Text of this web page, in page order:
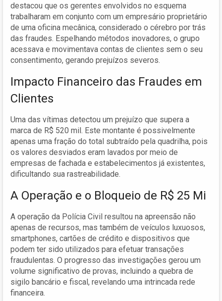
destacou que os gerentes envolvidos no esquema
trabalharam em conjunto com um empresário proprietário
de uma oficina mecânica, considerado o cérebro por trás
das fraudes. Espelhando métodos inovadores, o grupo
acessava e movimentava contas de clientes sem o seu
consentimento, gerando prejuízos severos.
Impacto Financeiro das Fraudes em
Clientes
Uma das vítimas detectou um prejuízo que supera a
marca de R$ 520 mil. Este montante é possivelmente
apenas uma fração do total subtraído pela quadrilha, pois
os valores desviados eram lavados por meio de
empresas de fachada e estabelecimentos já existentes,
dificultando sua rastreabilidade.
A Operação e o Bloqueio de R$ 25 Mi
A operação da Polícia Civil resultou na apreensão não
apenas de recursos, mas também de veículos luxuosos,
smartphones, cartões de crédito e dispositivos que
podem ter sido utilizados para efetuar transações
fraudulentas. O progresso das investigações gerou um
volume significativo de provas, incluindo a quebra de
sigilo bancário e fiscal, revelando uma intrincada rede
financeira.